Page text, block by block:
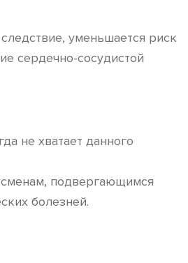
уменьшается риск
сердечно-сосудистой
не хватает данного
подвергающимся
болезней.